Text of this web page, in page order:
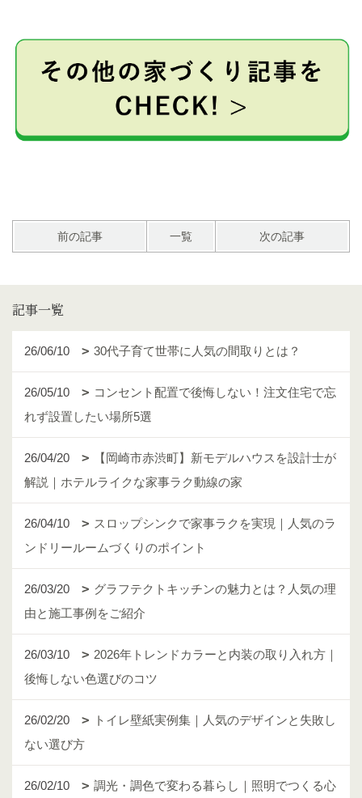
前の記事 一覧 次の記事
記事一覧
26/06/10 30代子育て世帯に人気の間取りとは？
26/05/10
コンセント配置で後悔しない！注文住宅で忘
れず設置したい場所5選
26/04/20
【岡崎市赤渋町】新モデルハウスを設計士が
解説｜ホテルライクな家事ラク動線の家
26/04/10
スロップシンクで家事ラクを実現｜人気のラ
ンドリールームづくりのポイント
26/03/20
グラフテクトキッチンの魅力とは？人気の理
由と施工事例をご紹介
26/03/10
2026年トレンドカラーと内装の取り入れ方｜
後悔しない色選びのコツ
26/02/20
トイレ壁紙実例集｜人気のデザインと失敗し
ない選び方
26/02/10
調光・調色で変わる暮らし｜照明でつくる心